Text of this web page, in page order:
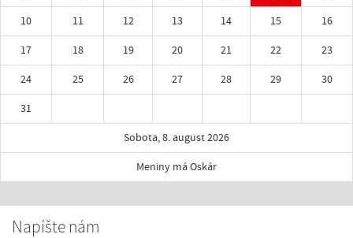
10
11 12 13 14 15
16
17
18 19 20 21 22
23
24
25 26 27 28 29
30
31
Sobota, 8. august 2026
Meniny má Oskár
Napíšte nám